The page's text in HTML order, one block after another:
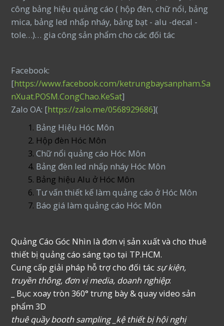
công bảng hiệu quảng cáo ( hộp đèn, chữ nổi, bảng
mica, bảng led nhấp nháy, bảng bạt - alu -decal -
tole…)… gia công sản phẩm cho các đối tác
Facebook:
[https://www.facebook.com/ketrungbaysanpham.Sa
nXuat.POSM.CongChao.KeSat]
Zalo OA: [https://zalo.me/0568929686](
Bảng Hiệu Hóc Môn
Hộp đèn Hóc Môn
Chữ nổi quảng cáo Hóc Môn
Bảng đèn led nhấp nháy Hóc Môn
Bảng hiệu Alu ở Hóc Môn
Tư vấn thiết kế làm quảng cáo ở Hóc Môn
Báo giá làm quảng cáo Hóc Môn
Quảng Cáo Góc Nhìn là đơn vị sản xuất và cho thuê
thiết bị quảng cáo sáng tạo tại TP.HCM.
Cung cấp giải pháp hỗ trợ cho đối tác sự kiện,
truyền thông, đơn vị media, doanh nghiệp:
_ Bục xoay tròn 360° trưng bày & quay video sản
phẩm 3D
thuê quầy booth sampling _kệ thiết bị hội nghị